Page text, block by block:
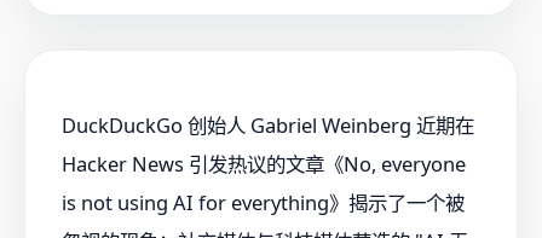
DuckDuckGo 创始人 Gabriel Weinberg 近期在
Hacker News 引发热议的文章《No, everyone
is not using AI for everything》揭示了一个被